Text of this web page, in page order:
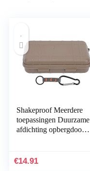
Shakeproof Meerdere
toepassingen Duurzame
afdichting opbergdoos,
overlevingscontainer…
€14.91